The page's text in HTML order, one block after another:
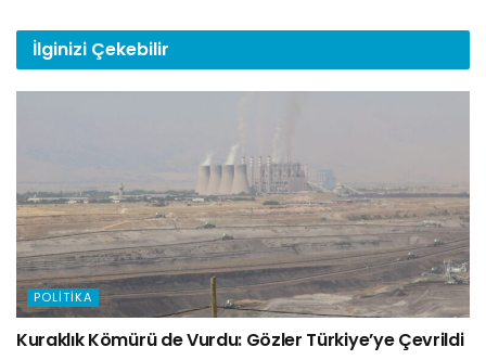
İlginizi Çekebilir
POLITIKA
Kuraklık Kömürü de Vurdu: Gözler Türkiye’ye Çevrildi